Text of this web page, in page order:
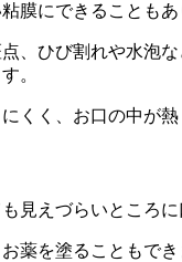
膜にできることもあ
、ひび割れや水泡
。
くく、お口の中が熱
見えづらいところ
薬を塗ることもでき